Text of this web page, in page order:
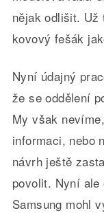
nějak odlišit. Už
kovový fešák
Nyní údajný
že se oddělení
My však
informaci, nebo
návrh ještě
povolit. Nyní
Samsung mohl